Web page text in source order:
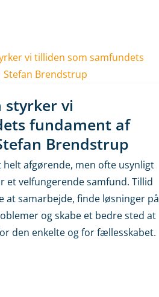
styrker vi
fundament af
Brendstrup
helt afgørende, men ofte usynligt
et velfungerende samfund. Tillid
at samarbejde, finde løsninger på
og skabe et bedre sted at
den enkelte og for fællesskabet.